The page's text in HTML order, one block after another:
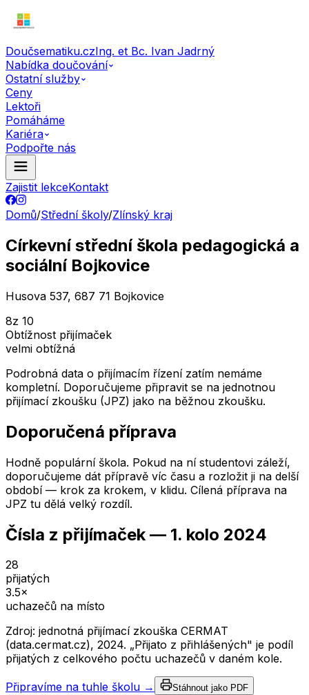
Doučsematiku.czIng. et Bc. Ivan Jadrný
Nabídka doučování
Ostatní služby
Ceny
Lektoři
Pomáháme
Kariéra
Podpořte nás
Zajistit lekceKontakt
Domů/Střední školy/Zlínský kraj
Církevní střední škola pedagogická a
sociální Bojkovice
Husova 537, 687 71 Bojkovice
8z 10
Obtížnost přijímaček
velmi obtížná
Podrobná data o přijímacím řízení zatím nemáme
kompletní. Doporučujeme připravit se na jednotnou
přijímací zkoušku (JPZ) jako na běžnou zkoušku.
Doporučená příprava
Hodně populární škola. Pokud na ní studentovi záleží,
doporučujeme dát přípravě víc času a rozložit ji na delší
období — krok za krokem, v klidu. Cílená příprava na
JPZ tu dělá velký rozdíl.
Čísla z přijímaček — 1. kolo 2024
28
přijatých
3.5×
uchazečů na místo
Zdroj: jednotná přijímací zkouška CERMAT
(data.cermat.cz), 2024. „Přijato z přihlášených" je podíl
přijatých z celkového počtu uchazečů v daném kole.
Připravíme na tuhle školu → Stáhnout jako PDF